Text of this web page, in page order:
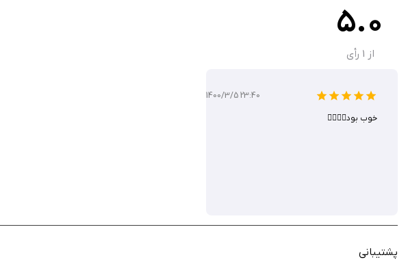
• کاربرگ های هوش
5.0
از 1 رأی
1400/3/5 23:40
خوب بود👍🏻👍🏻
پشتیبانی